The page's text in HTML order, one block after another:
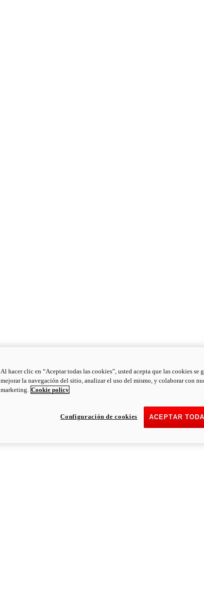
Al hacer clic en “Aceptar todas las cookies”, usted acepta que las cookies se
mejorar la navegación del sitio, analizar el uso del mismo, y colaborar con
marketing. Cookie policy
ACEPTAR
Configuración de cookies